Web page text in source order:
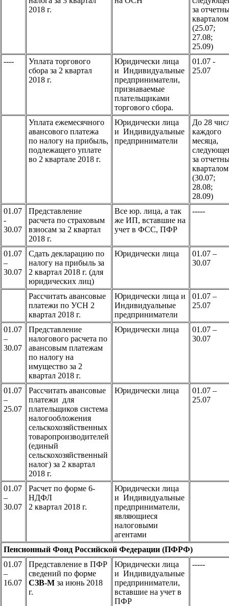
2018 г.
за
кварталом
(25.07;
27.08;
25.09)
----
Уплата торгового
сбора за 2 квартал
2018 г.
Юридически лица
и Индивидуальные
предприниматели,
признаваемые
плательщиками
торгового сбора.
01.07 -
25.07
Уплата ежемесячного
авансового платежа
по налогу на прибыль,
подлежащего уплате
во 2 квартале 2018 г.
Юридически лица
и Индивидуальные
предприниматели
До 28
каждого
месяца,
за
кварталом
(30.07;
28.08;
28.09)
01.07
-
30.07
Представление
расчета по страховым
взносам за 2 квартал
2018 г.
Все юр. лица, а так
же ИП, вставшие на
учет в ФСС, ПФР
-----
01.07
–
30.07
Сдать декларацию по
налогу на прибыль за
2 квартал 2018 г. (для
юридических лиц)
Юридически лица
01.07 –
30.07
Рассчитать авансовые
платежи по УСН 2
квартал 2018 г.
Юридически лица и
Индивидуальные
предприниматели
01.07 –
25.07
01.07
–
30.07
Представление
налогового расчета по
авансовым платежам
по налогу на
имущество за 2
квартал 2018 г.
Юридически лица
01.07 –
30.07
01.07
–
25.07
Рассчитать авансовые
платежи для
плательщиков система
налогообложения
сельскохозяйственных
товаропроизводителей
(единый
сельскохозяйственный
налог) за 2 квартал
2018 г.
Юридически лица
01.07 –
25.07
01.07
–
30.07
Расчет по форме 6-
НДФЛ
2 квартал 2018 г.
Юридически лица
и Индивидуальные
предприниматели,
являющиеся
налоговыми
агентами
Пенсионный Фонд Российской Федерации (ПФРФ)
01.07
–
16.07
Представление в ПФР
сведений по форме
СЗВ-М за июнь 2018
г.
Юридически лица
и Индивидуальные
предприниматели,
вставшие на учет в
ПФР
-----